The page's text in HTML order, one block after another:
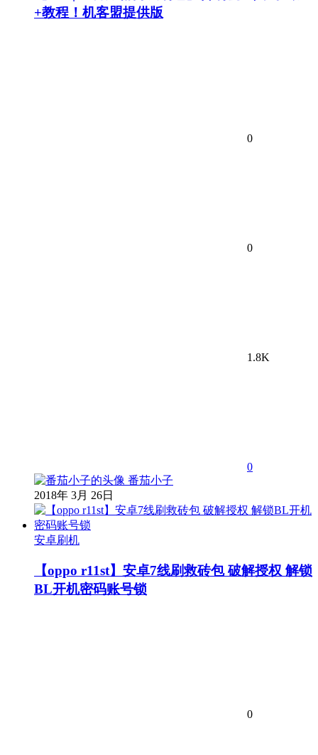
+教程！机客盟提供版
0
0
1.8K
0
番茄小子
2018年 3月 26日
安卓刷机
【oppo r11st】安卓7线刷救砖包 破解授权 解锁
BL开机密码账号锁
0